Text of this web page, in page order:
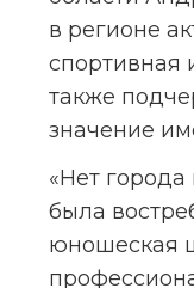
в регионе
спортивная
также
значение
«Нет
была
юношеская